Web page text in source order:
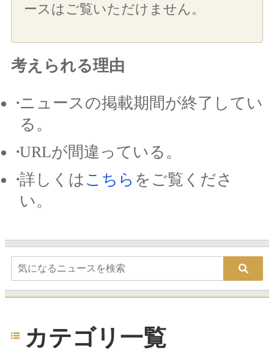
ースはご覧いただけません。
考えられる理由
ニュースの掲載期間が終了してい
る。
URLが間違っている。
詳しくは こちら をご覧くださ
い。
カテゴリ一覧